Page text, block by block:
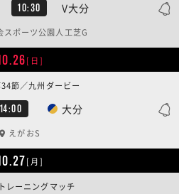
10:30 V大分
スポーツ公園人工芝G
[日]
14:00 大分
／九州ダービー
えがおS
[月]
ーニングマッチ